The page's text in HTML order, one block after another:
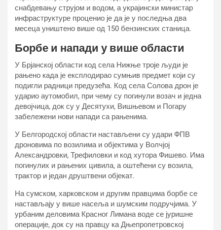
снабдевању струјом и водом, а украјински министар
инфраструктуре проценио је да је у последња два
месеца уништено више од 150 бензинских станица.
Борбе и напади у више области
У Брјанској области код села Нижње троје људи је
рањено када је експлодирао сумњив предмет који су
подигли радници предузећа. Код села Солова дрон је
ударио аутомобил, при чему су погинули возач и једна
девојчица, док су у Десятухи, Вишњевом и Погару
забележени нови напади са рањенима.
У Белгородској области настављени су удари ФПВ
дроновима по возилима и објектима у Волчјој
Александровки, Трефиловки и код хутора Фишево. Има
погинулих и рањених цивила, а оштећени су возила,
трактор и један друштвени објекат.
На сумском, харковском и другим правцима борбе се
настављају у више насеља и шумским подручјима. У
урбаним деловима Красног Лимана воде се јуришне
операције, док су на правцу ка Дњепропетровској